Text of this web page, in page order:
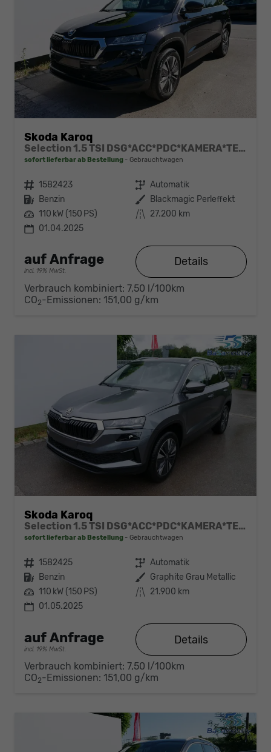
Skoda Karoq
Selection 1.5 TSI DSG*ACC*PDC*KAMERA*TEMPOMAT*LED*SMARTLINK*KLIMA*RADIO*17-ZOLL
sofort lieferbar ab Bestellung Gebrauchtwagen
Fahrzeugnr. 1582423 Getriebe Automatik
Kraftstoff Benzin Außenfarbe Blackmagic Perleffekt
Leistung 110 kW (150 PS) Kilometerstand 27.200 km
01.04.2025
auf Anfrage
incl. 19% MwSt.
Details
Verbrauch kombiniert: 7,50 l/100km
CO2-Emissionen: 151,00 g/km
Skoda Karoq
Selection 1.5 TSI DSG*ACC*PDC*KAMERA*TEMPOMAT*LED*SMARTLINK*KLIMA*RADIO*17-ZOLL
sofort lieferbar ab Bestellung Gebrauchtwagen
Fahrzeugnr. 1582425 Getriebe Automatik
Kraftstoff Benzin Außenfarbe Graphite Grau Metallic
Leistung 110 kW (150 PS) Kilometerstand 21.900 km
01.05.2025
auf Anfrage
incl. 19% MwSt.
Details
Verbrauch kombiniert: 7,50 l/100km
CO2-Emissionen: 151,00 g/km